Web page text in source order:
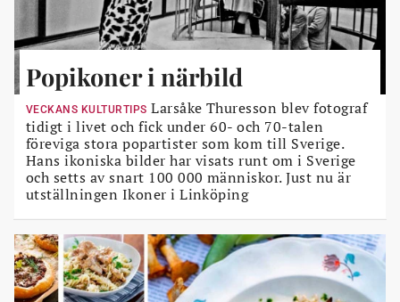
Popikoner i närbild
VECKANS KULTURTIPS Larsåke Thuresson blev fotograf
tidigt i livet och fick under 60- och 70-talen
föreviga stora popartister som kom till Sverige.
Hans ikoniska bilder har visats runt om i Sverige
och setts av snart 100 000 människor. Just nu är
utställningen Ikoner i Linköping